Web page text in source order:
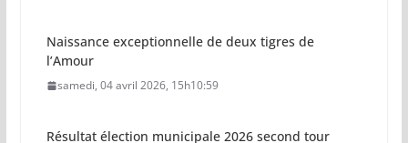
Naissance exceptionnelle de deux tigres de
l’Amour
samedi, 04 avril 2026, 15h10:59
Résultat élection municipale 2026 second tour